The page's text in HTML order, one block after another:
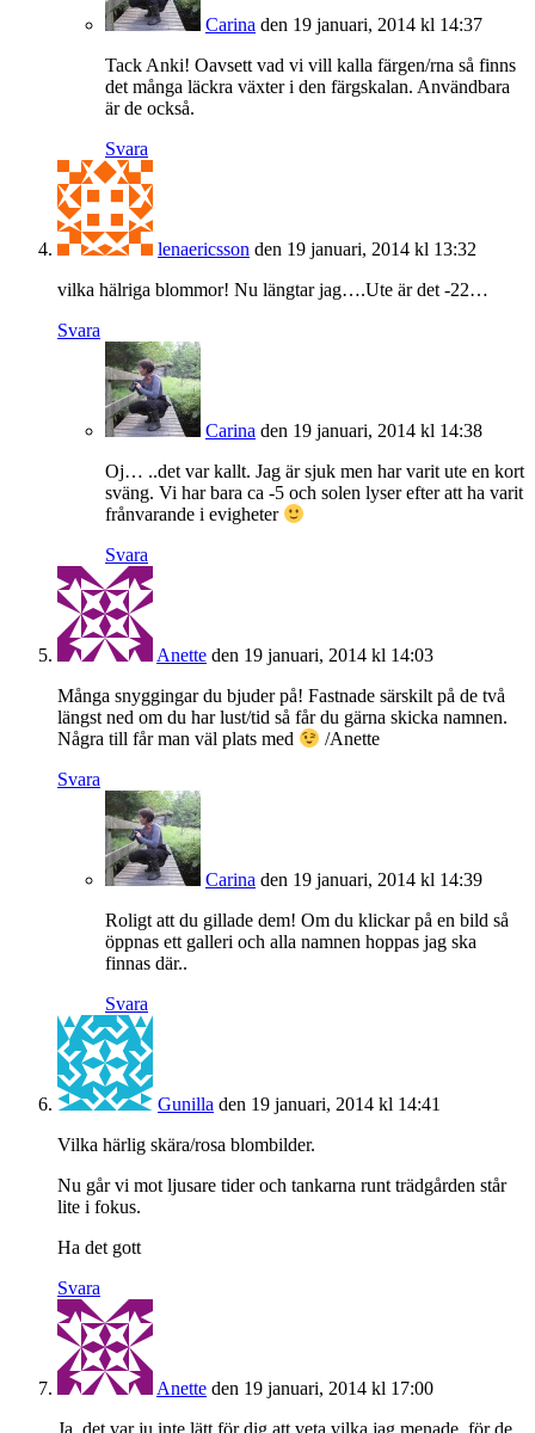
Carina den 19 januari, 2014 kl 14:37
Tack Anki! Oavsett vad vi vill kalla färgen/rna så finns
det många läckra växter i den färgskalan. Användbara
är de också.
Svara
lenaericsson den 19 januari, 2014 kl 13:32
vilka hälriga blommor! Nu längtar jag….Ute är det -22…
Svara
Carina den 19 januari, 2014 kl 14:38
Oj… ..det var kallt. Jag är sjuk men har varit ute en kort
sväng. Vi har bara ca -5 och solen lyser efter att ha varit
frånvarande i evigheter
Svara
Anette den 19 januari, 2014 kl 14:03
Många snyggingar du bjuder på! Fastnade särskilt på de två
längst ned om du har lust/tid så får du gärna skicka namnen.
Några till får man väl plats med
/Anette
Svara
Carina den 19 januari, 2014 kl 14:39
Roligt att du gillade dem! Om du klickar på en bild så
öppnas ett galleri och alla namnen hoppas jag ska
finnas där..
Svara
Gunilla den 19 januari, 2014 kl 14:41
Vilka härlig skära/rosa blombilder.
Nu går vi mot ljusare tider och tankarna runt trädgården står
lite i fokus.
Ha det gott
Svara
Anette den 19 januari, 2014 kl 17:00